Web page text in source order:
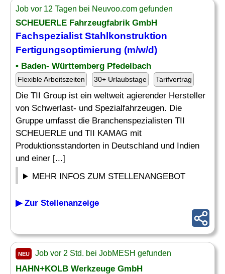
Job vor 12 Tagen bei Neuvoo.com gefunden
SCHEUERLE Fahrzeugfabrik GmbH
Fachspezialist Stahlkonstruktion
Fertigungsoptimierung (m/w/d)
• Baden- Württemberg Pfedelbach
Flexible Arbeitszeiten 30+ Urlaubstage Tarifvertrag
Die TII Group ist ein weltweit agierender Hersteller
von Schwerlast- und Spezialfahrzeugen. Die
Gruppe umfasst die Branchenspezialisten TII
SCHEUERLE und TII KAMAG mit
Produktionsstandorten in Deutschland und Indien
und einer [...]
MEHR INFOS ZUM STELLENANGEBOT
▶ Zur Stellenanzeige
NEU Job vor 2 Std. bei JobMESH gefunden
HAHN+KOLB Werkzeuge GmbH